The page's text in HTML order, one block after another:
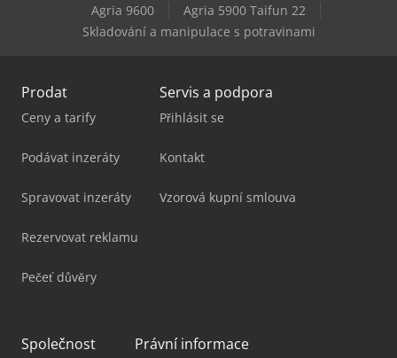
Agria 9600
Agria 5900 Taifun 22
Skladování a manipulace s potravinami
Prodat
Ceny a tarify
Podávat inzeráty
Spravovat inzeráty
Rezervovat reklamu
Pečeť důvěry
Servis a podpora
Přihlásit se
Kontakt
Vzorová kupní smlouva
Společnost Právní informace